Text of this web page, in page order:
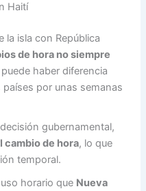
Haití
la isla con República
de hora no siempre
haber diferencia
por unas semanas
gubernamental,
cambio de hora, lo que
temporal.
horario que Nueva